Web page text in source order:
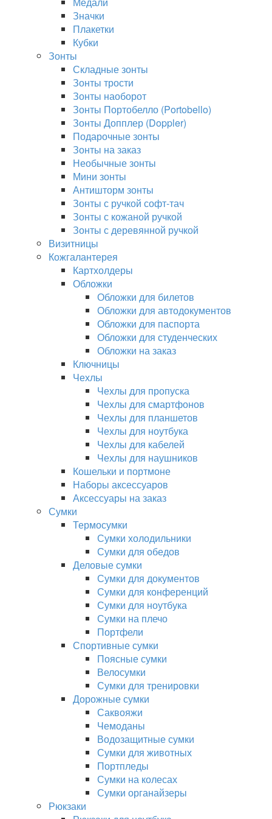
Значки
Плакетки
Кубки
Зонты
Складные зонты
Зонты трости
Зонты наоборот
Зонты Портобелло (Portobello)
Зонты Допплер (Doppler)
Подарочные зонты
Зонты на заказ
Необычные зонты
Мини зонты
Антишторм зонты
Зонты с ручкой софт-тач
Зонты с кожаной ручкой
Зонты с деревянной ручкой
Визитницы
Кожгалантерея
Картхолдеры
Обложки
Обложки для билетов
Обложки для автодокументов
Обложки для паспорта
Обложки для студенческих
Обложки на заказ
Ключницы
Чехлы
Чехлы для пропуска
Чехлы для смартфонов
Чехлы для планшетов
Чехлы для ноутбука
Чехлы для кабелей
Чехлы для наушников
Кошельки и портмоне
Наборы аксессуаров
Аксессуары на заказ
Сумки
Термосумки
Сумки холодильники
Сумки для обедов
Деловые сумки
Сумки для документов
Сумки для конференций
Сумки для ноутбука
Сумки на плечо
Портфели
Спортивные сумки
Поясные сумки
Велосумки
Сумки для тренировки
Дорожные сумки
Саквояжи
Чемоданы
Водозащитные сумки
Сумки для животных
Портпледы
Сумки на колесах
Сумки органайзеры
Рюкзаки